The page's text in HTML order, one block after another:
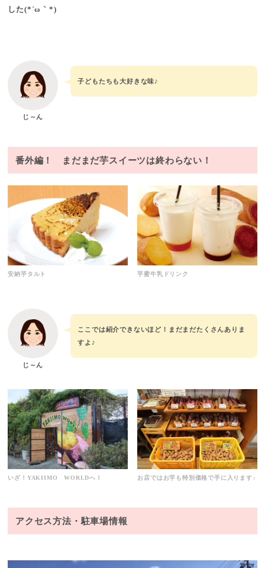
した(*´ω｀*)
じ～ん
子どもたちも大好きな味♪
番外編！ まだまだ芋スイーツは終わらない！
安納芋タルト 芋蜜牛乳ドリンク
じ～ん
ここでは紹介できないほど！まだまだたくさんありま
すよ♪
いざ！YAKIIMO WORLDへ！ お店ではお芋も特別価格で手に入ります♪
アクセス方法・駐車場情報